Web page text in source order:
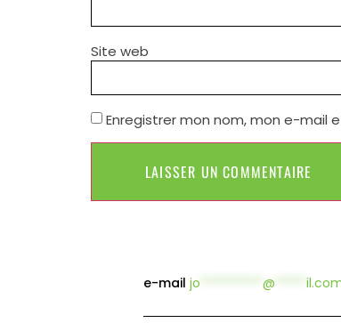
Site web
Enregistrer mon nom, mon e-mail
e-mailjo **********@ *****